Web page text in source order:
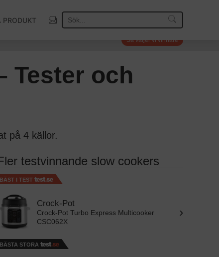
PRODUKT
Så väljer vi vinnare
Tester och
på 4 källor.
testvinnande slow cookers
BÄST I TEST
Crock-Pot
Crock-Pot Turbo Express Multicooker
CSC062X
›
BÄSTA STORA